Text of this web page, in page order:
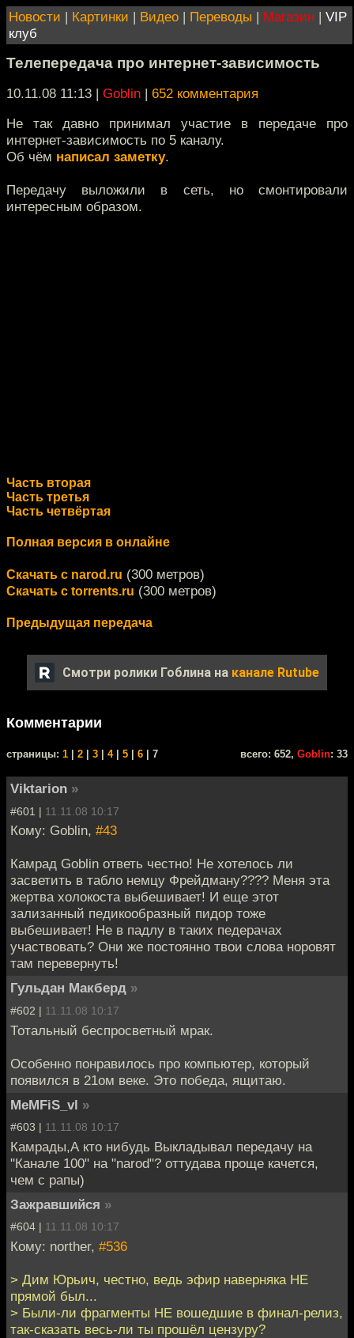
Новости | Картинки | Видео | Переводы | Магазин | VIP
клуб
Телепередача про интернет-зависимость
10.11.08 11:13 | Goblin | 652 комментария
Не так давно принимал участие в передаче про
интернет-зависимость по 5 каналу.
Об чём написал заметку.
Передачу выложили в сеть, но смонтировали
интересным образом.
Часть вторая
Часть третья
Часть четвёртая
Полная версия в онлайне
Скачать с narod.ru (300 метров)
Скачать с torrents.ru (300 метров)
Предыдущая передача
Смотри ролики Гоблина на канале Rutube
Комментарии
cтраницы: 1 2 3 4| 5 6 | 7 всего: 652, Goblin: 33
Viktarion »
#601 | 11.11.08 10:17
Кому: Goblin, #43
Камрад Goblin ответь честно! Не хотелось ли
засветить в табло немцу Фрейдману???? Меня эта
жертва холокоста выбешивает! И еще этот
зализанный педикообразный пидор тоже
выбешивает! Не в падлу в таких педерачах
участвовать? Они же постоянно твои слова норовят
там перевернуть!
Гульдан Макберд »
#602 | 11.11.08 10:17
Тотальный беспросветный мрак.
Особенно понравилось про компьютер, который
появился в 21ом веке. Это победа, ящитаю.
MeMFiS_vl »
#603 | 11.11.08 10:17
Камрады,А кто нибудь Выкладывал передачу на
"Канале 100" на "narod"? оттудава проще качется,
чем с рапы)
Зажравшийся »
#604 | 11.11.08 10:17
Кому: norther, #536
> Дим Юрьич, честно, ведь эфир наверняка НЕ
прямой был...
> Были-ли фрагменты НЕ вошедшие в финал-релиз,
так-сказать весь-ли ты прошёл цензуру?